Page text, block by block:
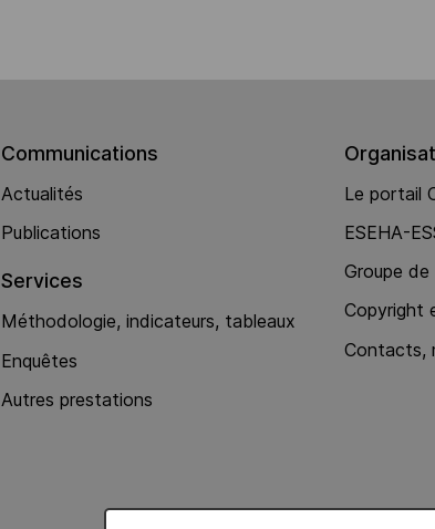
Communications
Actualités
Publications
Services
Méthodologie, indicateurs, tableaux
Enquêtes
Autres prestations
Le portail
ESEHA-
Groupe de
Copyright
Contacts,